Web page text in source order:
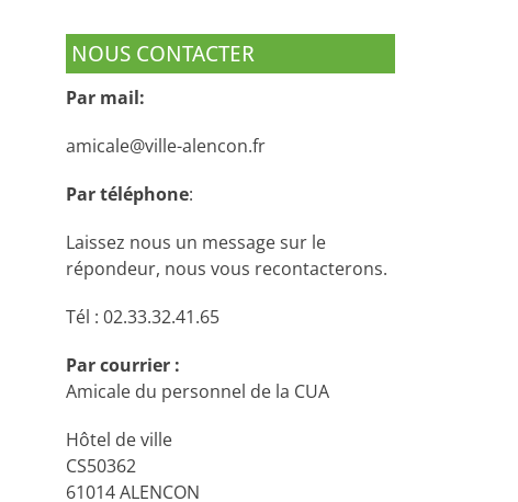
NOUS CONTACTER
Par mail:
amicale@ville-alencon.fr
Par téléphone:
Laissez nous un message sur le
répondeur, nous vous recontacterons.
Tél : 02.33.32.41.65
Par courrier :
Amicale du personnel de la CUA
Hôtel de ville
CS50362
61014 ALENCON